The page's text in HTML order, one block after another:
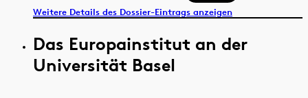
Weitere Details des Dossier-Eintrags anzeigen
Das Europainstitut an der
Universität Basel